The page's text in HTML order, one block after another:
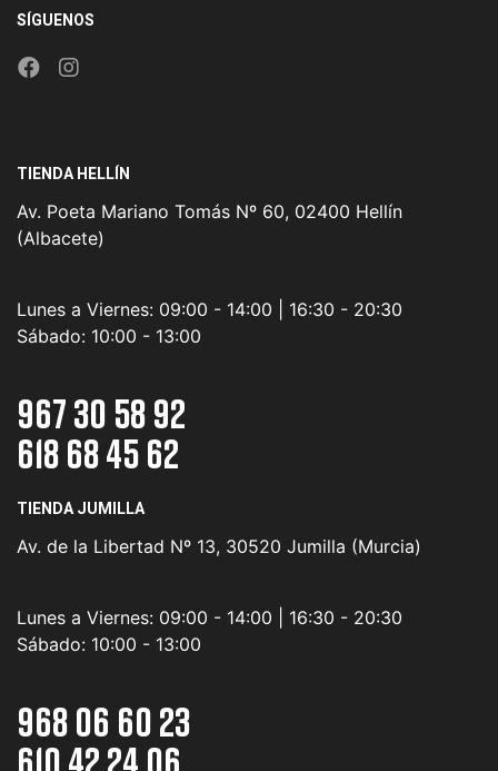
SÍGUENOS
TIENDA HELLÍN
Av. Poeta Mariano Tomás Nº 60, 02400 Hellín
(Albacete)
Lunes a Viernes: 09:00 - 14:00 | 16:30 - 20:30
Sábado: 10:00 - 13:00
967 30 58 92
618 68 45 62
TIENDA JUMILLA
Av. de la Libertad Nº 13, 30520 Jumilla (Murcia)
Lunes a Viernes: 09:00 - 14:00 | 16:30 - 20:30
Sábado: 10:00 - 13:00
968 06 60 23